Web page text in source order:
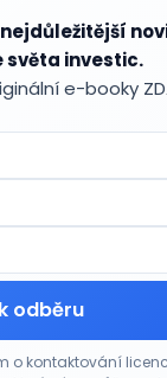
světa investic.
e-booky
odběru
o kontaktování
o 28 %,